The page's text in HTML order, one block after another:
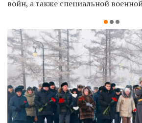
войн, а также специальной